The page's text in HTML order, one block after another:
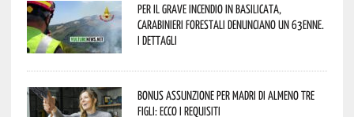
Per il grave incendio in Basilicata,
Carabinieri forestali denunciano un 63enne.
I dettagli
Bonus assunzione per madri di almeno tre
figli: ecco i requisiti